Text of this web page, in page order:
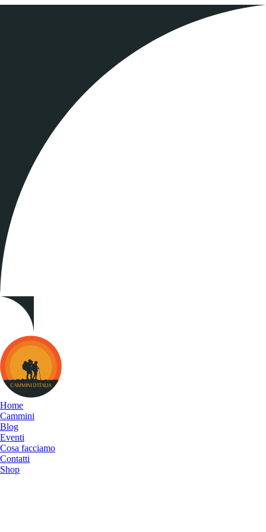
Cammini
d&#039;Italia
Home
Cammini
Blog
Eventi
Cosa facciamo
Contatti
Shop